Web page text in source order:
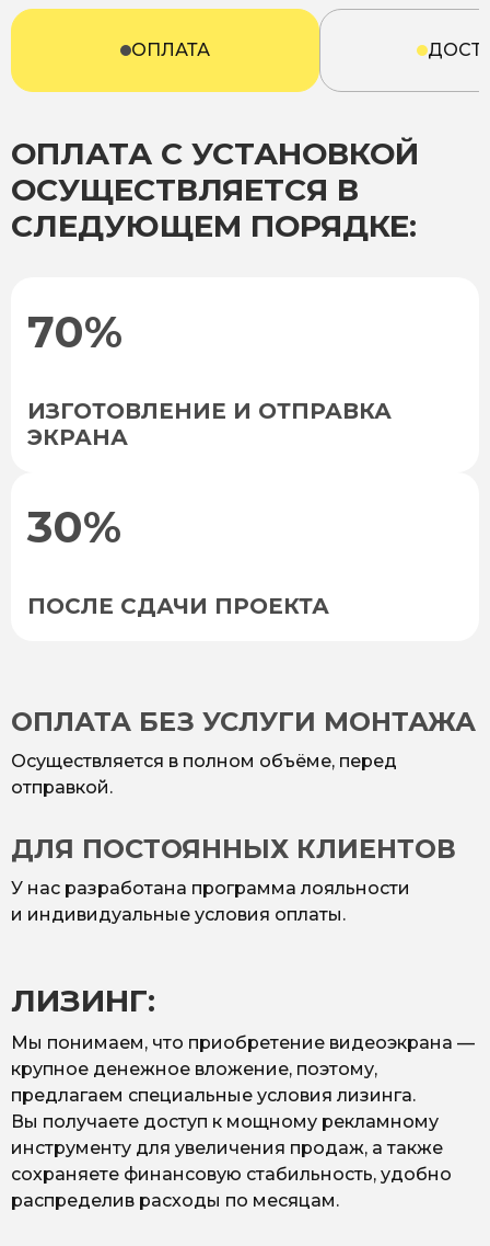
ОПЛАТА
ОПЛАТА С УСТАНОВКОЙ
ОСУЩЕСТВЛЯЕТСЯ В
СЛЕДУЮЩЕМ ПОРЯДКЕ:
70%
ИЗГОТОВЛЕНИЕ И ОТПРАВКА
ЭКРАНА
30%
ПОСЛЕ СДАЧИ ПРОЕКТА
ОПЛАТА БЕЗ УСЛУГИ МОНТАЖА
Осуществляется в полном объёме, перед
отправкой.
ДЛЯ ПОСТОЯННЫХ КЛИЕНТОВ
У нас разработана программа лояльности
и индивидуальные условия оплаты.
ЛИЗИНГ:
Мы понимаем, что приобретение видеоэкрана —
крупное денежное вложение, поэтому,
предлагаем специальные условия лизинга.
Вы получаете доступ к мощному рекламному
инструменту для увеличения продаж, а также
сохраняете финансовую стабильность, удобно
распределив расходы по месяцам.